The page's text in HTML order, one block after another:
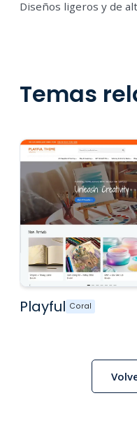
Diseños ligeros y de
Temas
Playful Coral